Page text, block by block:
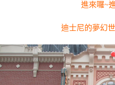
進來囉~
迪士尼的夢幻